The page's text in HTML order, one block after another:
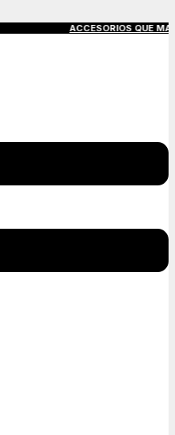
ACCESORIOS QUE MARCAN LA